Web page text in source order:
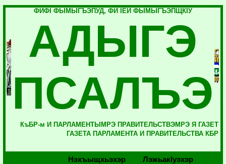
ФИФI ФЫМЫГЪЭПУД, ФИ IЕЙ ФЫМЫГЪЭПЩКIУ
АДЫГЭ
ПСАЛЪЭ
КъБР-м И ПАРЛАМЕНТЫМРЭ ПРАВИТЕЛЬСТВЭМРЭ Я ГАЗЕТ
ГАЗЕТА ПАРЛАМЕНТА И ПРАВИТЕЛЬСТВА КБР
Нэхъыщхьэхэр
Лэжьакlуэхэр